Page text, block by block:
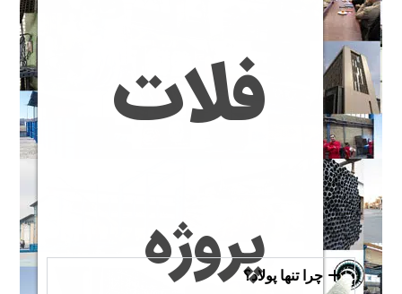
فلات
پروژه
آیا رنگ کردن جک سقفی باعث افزایش عمر آن می‌شود؟ (بررسی تخصصی)
چرا تنها پولاد؟